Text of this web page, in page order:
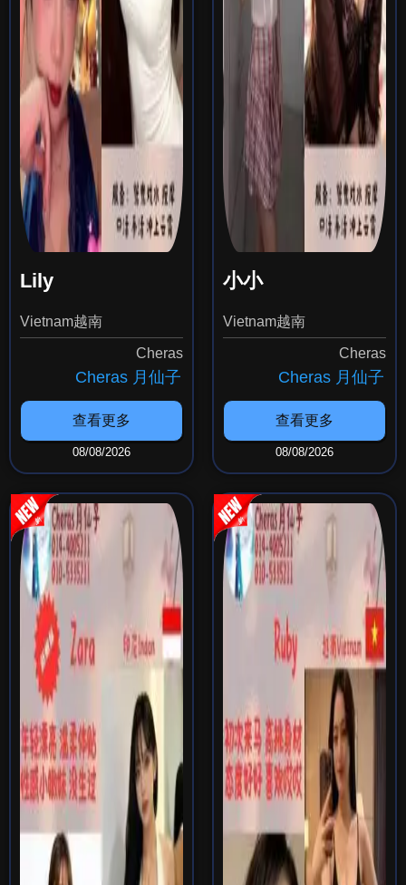
Lily
Vietnam越南
Cheras
查看更多
08/08/2026
Vietnam越南
Cheras
查看更多
08/08/2026